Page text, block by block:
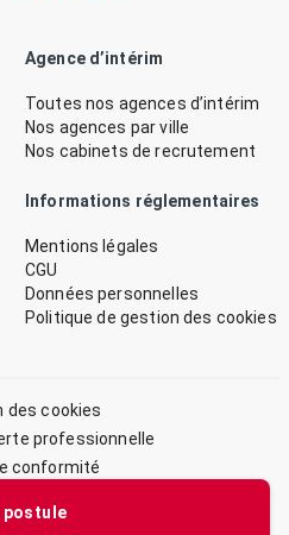
postule
Agence d’intérim
Toutes nos agences d’intérim
Nos agences par ville
Nos cabinets de recrutement
Informations réglementaires
Mentions légales
CGU
Données personnelles
Politique de gestion des cookies
des cookies
professionnelle
conformité
CRIT